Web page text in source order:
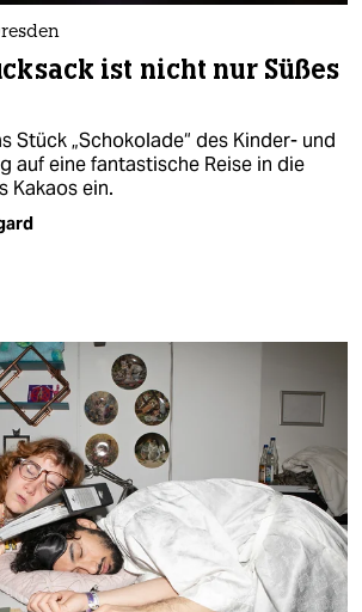
ist nicht nur Süßes
Stück „Schokolade“ des Kinder- und
auf eine fantastische Reise in die
Kakaos ein.